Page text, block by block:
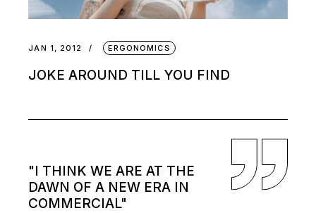
JAN 1, 2012 ERGONOMICS
JOKE AROUND TILL YOU FIND
"I THINK WE ARE AT THE
DAWN OF A NEW ERA IN
COMMERCIAL"